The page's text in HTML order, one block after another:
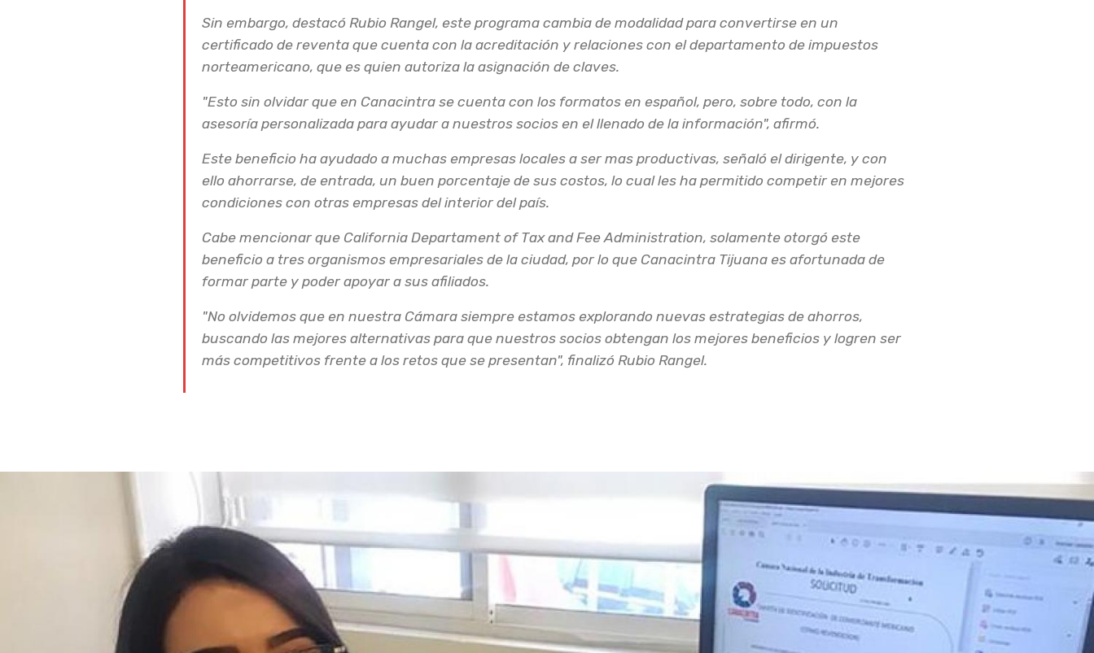
Sin embargo, destacó Rubio Rangel, este programa cambia de modalidad para convertirse en un
certificado de reventa que cuenta con la acreditación y relaciones con el departamento de impuestos
norteamericano, que es quien autoriza la asignación de claves.
"Esto sin olvidar que en Canacintra se cuenta con los formatos en español, pero, sobre todo, con la
asesoría personalizada para ayudar a nuestros socios en el llenado de la información", afirmó.
Este beneficio ha ayudado a muchas empresas locales a ser mas productivas, señaló el dirigente, y con
ello ahorrarse, de entrada, un buen porcentaje de sus costos, lo cual les ha permitido competir en mejores
condiciones con otras empresas del interior del país.
Cabe mencionar que California Departament of Tax and Fee Administration, solamente otorgó este
beneficio a tres organismos empresariales de la ciudad, por lo que Canacintra Tijuana es afortunada de
formar parte y poder apoyar a sus afiliados.
"No olvidemos que en nuestra Cámara siempre estamos explorando nuevas estrategias de ahorros,
buscando las mejores alternativas para que nuestros socios obtengan los mejores beneficios y logren ser
más competitivos frente a los retos que se presentan", finalizó Rubio Rangel.